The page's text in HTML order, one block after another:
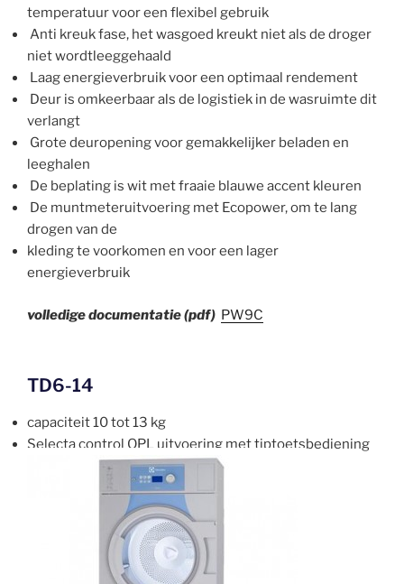
temperatuur voor een flexibel gebruik
Anti kreuk fase, het wasgoed kreukt niet als de droger
niet wordtleeggehaald
Laag energieverbruik voor een optimaal rendement
Deur is omkeerbaar als de logistiek in de wasruimte dit
verlangt
Grote deuropening voor gemakkelijker beladen en
leeghalen
De beplating is wit met fraaie blauwe accent kleuren
De muntmeteruitvoering met Ecopower, om te lang
drogen van de
kleding te voorkomen en voor een lager
energieverbruik
volledige documentatie (pdf) PW9C
TD6-14
capaciteit 10 tot 13 kg
Selecta control OPL uitvoering met tiptoetsbediening